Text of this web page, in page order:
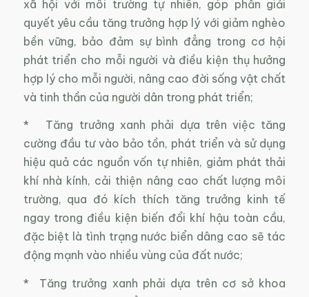
xã hội với môi trường tự nhiên, góp phần giải
quyết yêu cầu tăng trưởng hợp lý với giảm nghèo
bền vững, bảo đảm sự bình đẳng trong cơ hội
phát triển cho mỗi người và điều kiện thụ hưởng
hợp lý cho mỗi người, nâng cao đời sống vật chất
và tinh thần của người dân trong phát triển;
* Tăng trưởng xanh phải dựa trên việc tăng
cường đầu tư vào bảo tồn, phát triển và sử dụng
hiệu quả các nguồn vốn tự nhiên, giảm phát thải
khí nhà kính, cải thiện nâng cao chất lượng môi
trường, qua đó kích thích tăng trưởng kinh tế
ngay trong điều kiện biến đổi khí hậu toàn cầu,
đặc biệt là tình trạng nước biển dâng cao sẽ tác
động mạnh vào nhiều vùng của đất nước;
* Tăng trưởng xanh phải dựa trên cơ sở khoa